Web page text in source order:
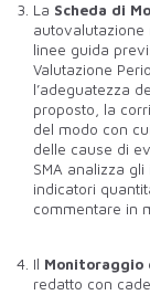
La Scheda di
autovalutazione
linee guida
Valutazione
l’adeguatezza
proposto, la
del modo con
delle cause di
SMA analizza
indicatori
commentare in
Il Monitoraggio
redatto con